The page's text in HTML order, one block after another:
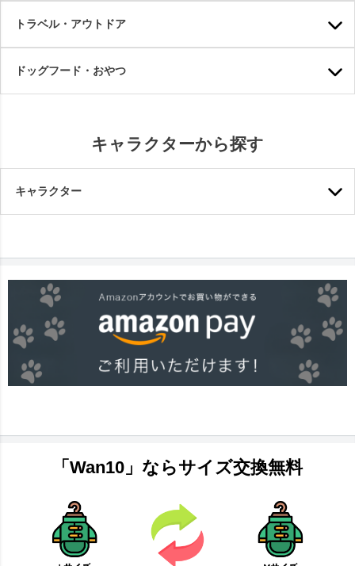
トラベル・アウトドア
ドッグフード・おやつ
キャラクターから探す
キャラクター
「Wan10」ならサイズ交換無料